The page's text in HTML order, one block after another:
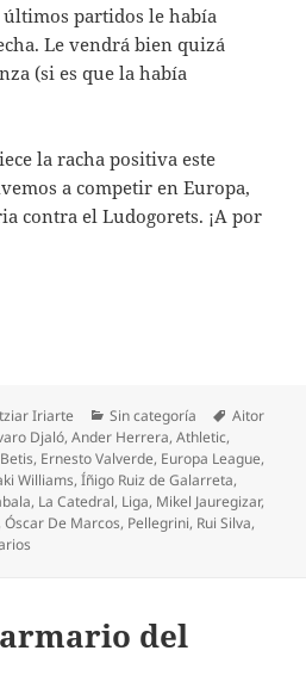
partidos le había
Le vendrá bien quizá
(si es que la había
la racha positiva este
a competir en Europa,
contra el Ludogorets. ¡A por
Iriarte Categorías
Sin categoría Etiquetas
Aitor
Djaló,Ander Herrera,Athletic,
Betis, Ernesto Valverde, Europa League,
Williams,Íñigo Ruiz de Galarreta,
, La Catedral, Liga, Mikel Jauregizar,
,Óscar De Marcos, Pellegrini, Rui Silva,
del